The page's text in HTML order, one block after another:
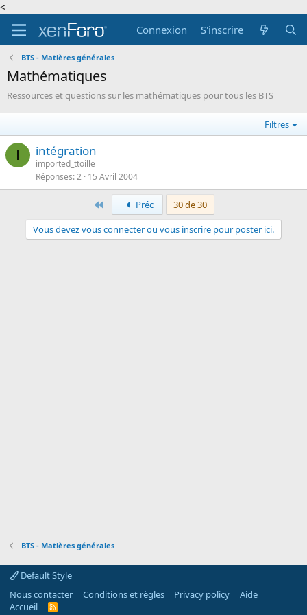
<
Connexion
S'inscrire
BTS - Matières générales
Mathématiques
Ressources et questions sur les mathématiques pour tous les BTS
Filtres
I intégration
imported_ttoille
Réponses 2 15 Avril 2004
PremierPréc
30 de 30
Vous devez vous connecter ou vous inscrire pour poster ici.
BTS - Matières générales
Default Style
Nous contacter
Conditions et règles Privacy policy
Aide
Accueil
R